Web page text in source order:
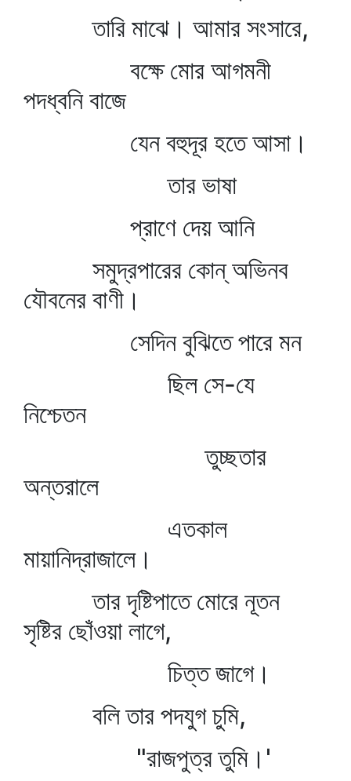
তারি মাঝে। আমার সংসারে,
বক্ষে মোর আগমনী
পদধ্বনি বাজে
যেন বহুদূর হতে আসা।
তার ভাষা
প্রাণে দেয় আনি
সমুদ্রপারের কোন্‌ অভিনব
যৌবনের বাণী।
সেদিন বুঝিতে পারে মন
ছিল সে-যে
নিশ্চেতন
তুচ্ছতার
অন্তরালে
এতকাল
মায়ানিদ্রাজালে।
তার দৃষ্টিপাতে মোরে নূতন
সৃষ্টির ছোঁওয়া লাগে,
চিত্ত জাগে।
বলি তার পদযুগ চুমি,
"রাজপুত্র তুমি।'